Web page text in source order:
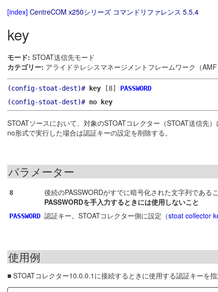
[index] CentreCOM x250シリーズ コマンドリファレンス 5.5.4
key
モード: STOAT送信先モード
カテゴリー: アライドテレシスマネージメントフレームワーク（
(config-stoat-dest)# key [8]
PASSWORD
(config-stoat-dest)# no key
STOATソースにおいて、対象のSTOATコレクター（STOAT送信先
no形式で実行した場合は認証キーの設定を削除する。
パラメーター
8
後続のPASSWORDがすでに暗号化された文字列であ
PASSWORDを手入力するときには使用しないこと
PASSWORD 認証キー。STOATコレクター側に設定（stoat collector
使用例
■ STOATコレクター10.0.0.1に接続するときに使用する認証キーを